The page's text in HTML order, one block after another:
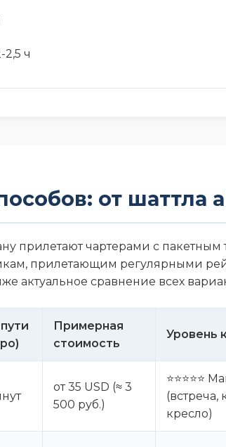
ч
от шаттла
прилетают чартерами с
прилетающим регулярными
актуальное сравнение всех
Примерная
стоимость
Уровень
от 35 USD (≈ 3
500 руб.)
⭐⭐⭐⭐⭐
кресло)